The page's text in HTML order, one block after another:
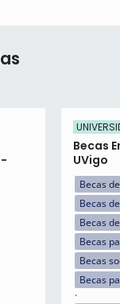
Becas
UVigo
Becas
Becas
Becas
Becas
Becas
Becas